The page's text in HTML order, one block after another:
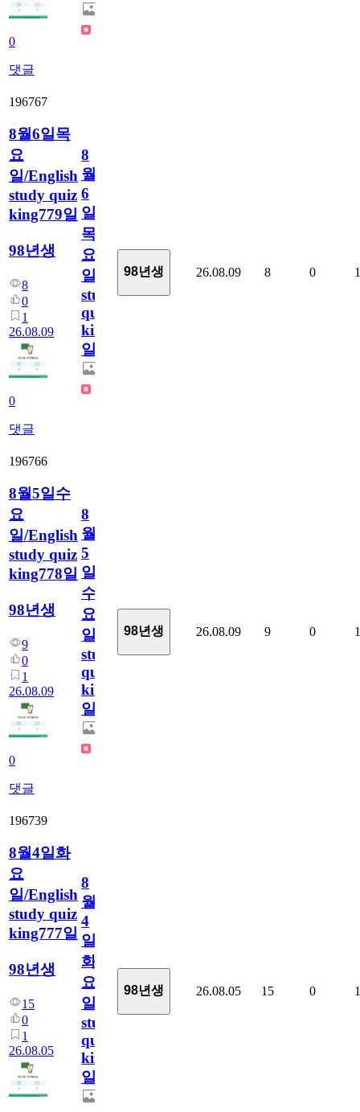
0
댓글
196767
8월6일목
요
일/English
study quiz
king779일
98년생
8
0
1
26.08.09
0
댓글
8
월
6
일
목
요
일/English
study
quiz
king779
일
98년생 26.08.09 8 0 1
196766
8월5일수
요
일/English
study quiz
king778일
98년생
9
0
1
26.08.09
0
댓글
8
월
5
일
수
요
일/English
study
quiz
king778
일
98년생 26.08.09 9 0 1
196739
8월4일화
요
일/English
study quiz
king777일
98년생
15
0
1
26.08.05
8
월
4
일
화
요
일/English
study
quiz
king777
일
98년생 26.08.05 15 0 1